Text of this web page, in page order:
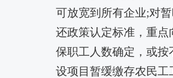
可放宽到所有企业;对
还政策认定标准，重
保职工人数确定，或按
设项目暂缓缴存农民